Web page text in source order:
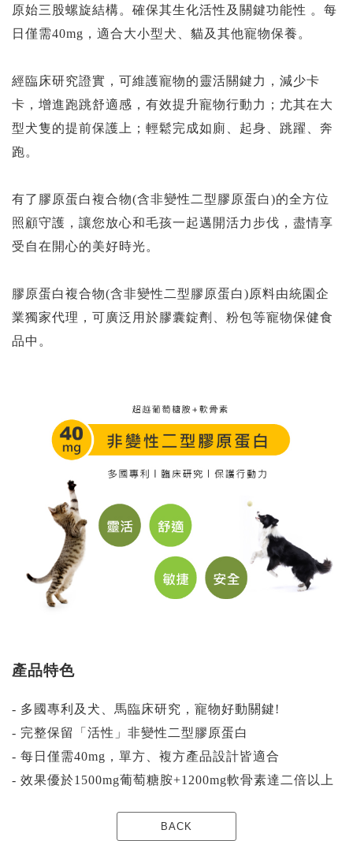
原始三股螺旋結構。 確保其生化活性及關鍵功能性 。 每
日僅需40mg，適合大小型犬、貓及其他寵物保養。
經臨床研究證實，可維護寵物的靈活關鍵力，減少卡
卡，增進跑跳舒適感，有效提升寵物行動力； 尤其在大
型犬隻的提前保護上；輕鬆完成如廁、起身、跳躍、奔
跑。
有了膠原蛋白複合物(含非變性二型膠原蛋白)的全方位
照顧守護， 讓您放心和毛孩一起邁開活力步伐，盡情享
受自在開心的美好時光。
膠原蛋白複合物(含非變性二型膠原蛋白)原料由統園企
業獨家代理，可廣泛用於膠囊錠劑、粉包等寵物保健食
品中。
產品特色
- 多國專利及犬、馬臨床研究，寵物好動關鍵!
- 完整保留「活性」非變性二型膠原蛋白
- 每日僅需40mg，單方、複方產品設計皆適合
- 效果優於1500mg葡萄糖胺+1200mg軟骨素達二倍以上
BACK